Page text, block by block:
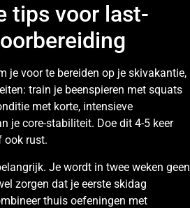
tips voor last-
je voor te bereiden op je skivakantie,
train je beenspieren met squats
met korte, intensieve
je core-stabiliteit. Doe dit 4-5 keer
ook rust.
Je wordt in twee weken geen
zorgen dat je eerste skidag
thuis oefeningen met